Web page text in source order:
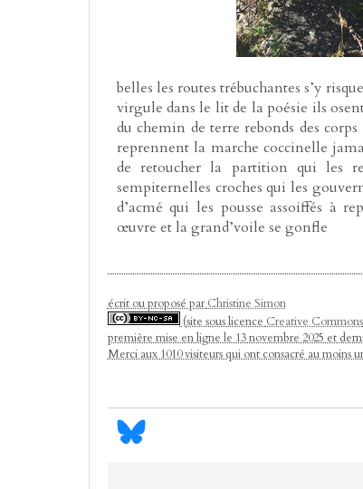
belles les routes trébuchantes s’y
virgule dans le lit de la poésie ils
du chemin de terre rebonds des
reprennent la marche coccinelle
de retoucher la partition qui les
sempiternelles croches qui les
d’acmé qui les pousse assoiffés à
œuvre et la grand’voile se gonfle
écrit ou proposé parChristine Simon
(site sous licence Creative Commons
première mise en ligne le 13 novembre 2025 et
Merci aux 1010 visiteurs qui ont consacré au moins